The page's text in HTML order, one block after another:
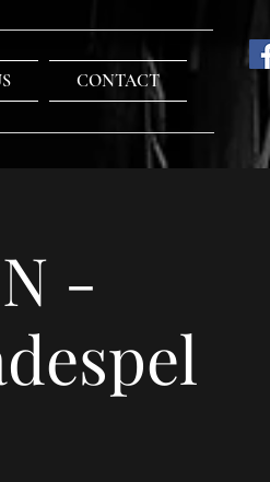
CONTACT
-